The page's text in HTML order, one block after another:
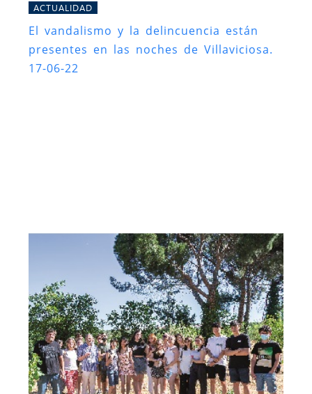
ACTUALIDAD
El vandalismo y la delincuencia están
presentes en las noches de Villaviciosa.
17-06-22